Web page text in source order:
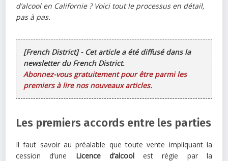
d’alcool en Californie ? Voici tout le processus en détail,
pas à pas.
[French District] - Cet article a été diffusé dans la
newsletter du French District.
Abonnez-vous gratuitement pour être parmi les
premiers à lire nos nouveaux articles.
Les premiers accords entre les parties
Il faut savoir au préalable que toute vente impliquant la
cession d’une Licence d’alcoolest régie par la